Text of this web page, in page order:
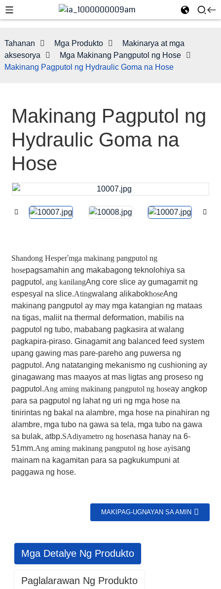
Tahanan Mga Produkto
Makinarya at mga
aksesorya
Mga Makinang Pangputol ng Hose
Makinang Pagputol ng Hydraulic Goma na Hose
Makinang Pagputol ng
Hydraulic Goma na
Hose
Shandong Hesper'mga makinang pangputol ng
hosepagsamahin ang makabagong teknolohiya sa
pagputol , ang kanilangAng core slice ay gumagamit ng
espesyal na slice.Atingwalang alikabokhoseAng
makinang pangputol ay may mga katangian ng mataas
na tigas, maliit na thermal deformation, mabilis na
pagputol ng tubo, mababang pagkasira at walang
pagkapira-piraso. Ginagamit ang balanced feed system
upang gawing mas pare-pareho ang puwersa ng
pagputol. Ang natatanging mekanismo ng cushioning ay
ginagawang mas maayos at mas ligtas ang proseso ng
pagputol.Ang aming makinang pangputol ng hoseay angkop
para sa pagputol ng lahat ng uri ng mga hose na
tinirintas ng bakal na alambre, mga hose na pinahiran ng
alambre, mga tubo na gawa sa tela, mga tubo na gawa
sa bulak, atbp.SAdiyametro ng hosenasa hanay na 6-
51mm.Ang aming makinang pangputol ng hose ayisang
mainam na kagamitan para sa pagkukumpuni at
paggawa ng hose.
MAKIPAG-UGNAYAN SA AMIN
Mga Detalye Ng Produkto
Paglalarawan Ng Produkto